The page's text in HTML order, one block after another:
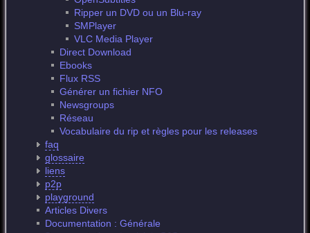
Ripper un DVD ou un Blu-ray
SMPlayer
VLC Media Player
Direct Download
Ebooks
Flux RSS
Générer un fichier NFO
Newsgroups
Réseau
Vocabulaire du rip et règles pour les releases
faq
glossaire
liens
p2p
playground
Articles Divers
Documentation : Générale